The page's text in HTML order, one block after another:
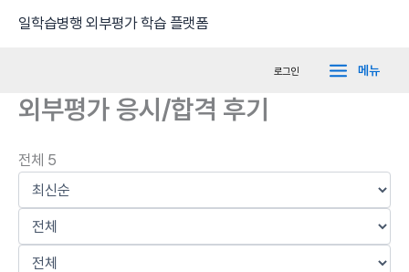
일학습병행 외부평가 학습 플랫폼
로그인
Menu
메뉴
외부평가 응시/합격 후기
전체 5